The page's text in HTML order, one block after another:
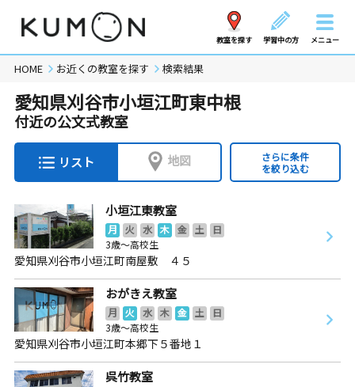
教室を探す 学習中の方 メニュー
HOME お近くの教室を探す 検索結果
愛知県刈谷市小垣江町東中根
付近の公文式教室
リスト 地図
さらに条件
を絞り込む
小垣江東教室
月 火 水 木 金 土
日
3歳～高校生
愛知県刈谷市小垣江町南屋敷 ４５
おがきえ教室
月 火 水 木 金 土
日
3歳～高校生
愛知県刈谷市小垣江町本郷下５番地１
呉竹教室